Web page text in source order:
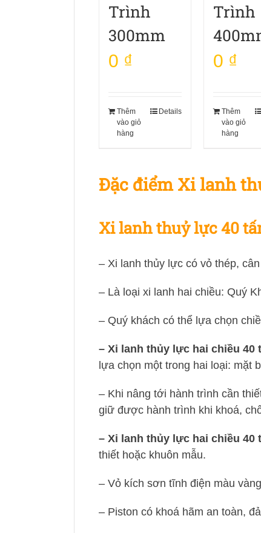
Trình
300mm
0 ₫
Thêm
vào giỏ
hàng
Details
Trình
0 ₫
Thêm
vào giỏ
hàng
Đặc điểm Xi lanh
Xi lanh thuỷ lực 40
– Xi lanh thủy lực có vỏ thép,
– Là loại xi lanh hai chiều: Quý
– Quý khách có thể lựa chọn
– Xi lanh thủy lực hai chiều 40
lựa chọn một trong hai loại: mặt
– Khi nâng tới hành trình cần
giữ được hành trình khi khoá,
– Xi lanh thủy lực hai chiều 40
thiết hoặc khuôn mẫu.
– Vỏ kích sơn tĩnh điện màu
– Piston có khoá hãm an toàn,